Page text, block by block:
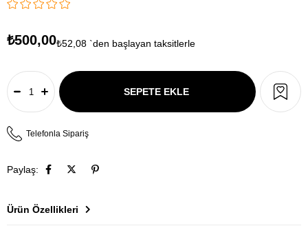
₺500,00₺52,08 `den başlayan taksitlerle
Telefonla Sipariş
Paylaş:
Ürün Özellikleri